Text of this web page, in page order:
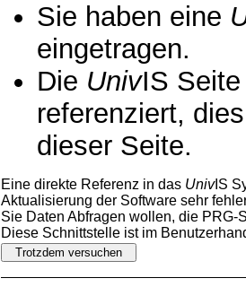
Sie haben eine
eingetragen.
Die UnivIS
referenziert,
dieser Seite.
Eine direkte Referenz in das UnivIS
Aktualisierung der Software sehr
Sie Daten Abfragen wollen, die PRG-
Diese Schnittstelle ist im